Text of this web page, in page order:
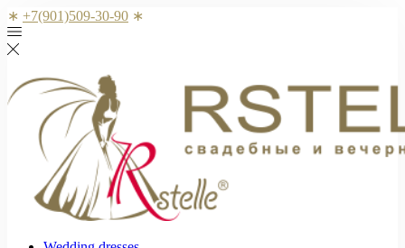
∗ +7(901)509-30-90 ∗